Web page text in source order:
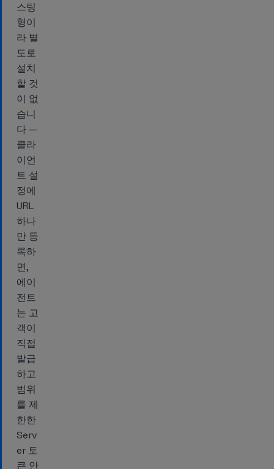
스팅
형이
라 별
도로
설치
할 것
이 없
습니
다 —
클라
이언
트 설
정에
URL
하나
만 등
록하
면,
에이
전트
는 고
객이
직접
발급
하고
범위
를 제
한한
Serv
er 토
큰 안